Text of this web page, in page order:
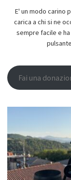
E' un modo carino
carica a chi si ne
sempre facile e
Fai una